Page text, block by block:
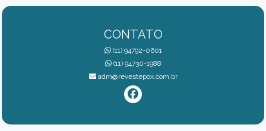
CONTATO
(11) 94792-0601
(11) 94730-1988
adm@revestepox.com.br